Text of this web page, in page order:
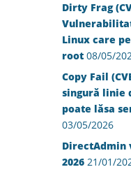
Dirty Frag
Linux care
root 08/05/
Copy Fail
singură linie
poate lăsa
03/05/2026
DirectAdmin
2026 21/01/